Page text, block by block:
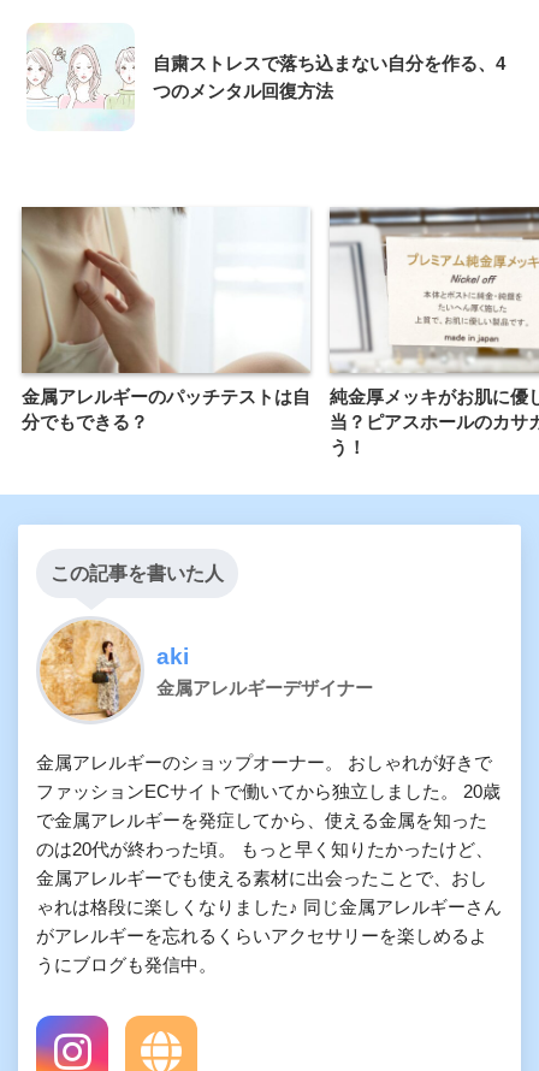
自粛ストレスで落ち込まない自分を作る、4
つのメンタル回復方法
金属アレルギーのパッチテストは自
分でもできる？
純金厚メッキがお肌に優
当？ピアスホールのカサ
う！
この記事を書いた人
aki
金属アレルギーデザイナー
金属アレルギーのショップオーナー。 おしゃれが好きで
ファッションECサイトで働いてから独立しました。 20歳
で金属アレルギーを発症してから、使える金属を知った
のは20代が終わった頃。 もっと早く知りたかったけど、
金属アレルギーでも使える素材に出会ったことで、おし
ゃれは格段に楽しくなりました♪ 同じ金属アレルギーさん
がアレルギーを忘れるくらいアクセサリーを楽しめるよ
うにブログも発信中。